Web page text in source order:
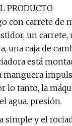
PRODUCTO
con carrete de
un carrete,
una caja de
está
manguera
lo tanto, la
agua. presión.
simple y el